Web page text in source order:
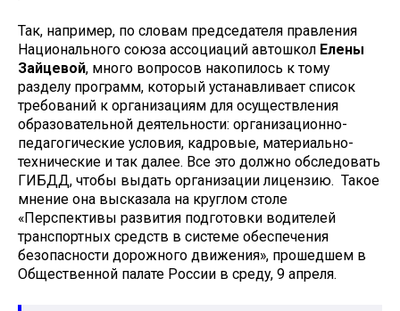
Так, например, по словам председателя правления
Национального союза ассоциаций автошкол Елены
Зайцевой, много вопросов накопилось к тому
разделу программ, который устанавливает список
требований к организациям для осуществления
образовательной деятельности: организационно-
педагогические условия, кадровые, материально-
технические и так далее. Все это должно обследовать
ГИБДД, чтобы выдать организации лицензию. Такое
мнение она высказала на круглом столе
«Перспективы развития подготовки водителей
транспортных средств в системе обеспечения
безопасности дорожного движения», прошедшем в
Общественной палате России в среду, 9 апреля.